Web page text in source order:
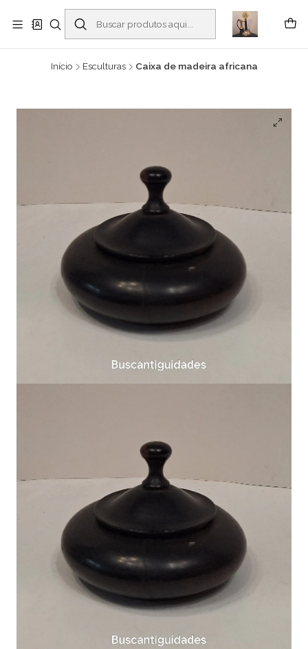
Buscantiguidades - Leilões. Colecionismo e antiguidades em Viana do
Castelo -
Leia mais
Início Esculturas Caixa de madeira africana